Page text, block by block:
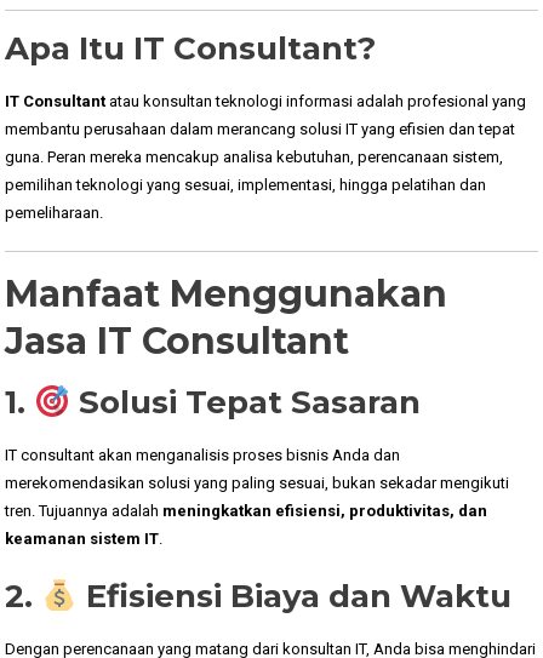
Apa Itu IT Consultant?
IT Consultant atau konsultan teknologi informasi adalah profesional yang
membantu perusahaan dalam merancang solusi IT yang efisien dan tepat
guna. Peran mereka mencakup analisa kebutuhan, perencanaan sistem,
pemilihan teknologi yang sesuai, implementasi, hingga pelatihan dan
pemeliharaan.
Manfaat Menggunakan
Jasa IT Consultant
1. Solusi Tepat Sasaran
IT consultant akan menganalisis proses bisnis Anda dan
merekomendasikan solusi yang paling sesuai, bukan sekadar mengikuti
tren. Tujuannya adalah meningkatkan efisiensi, produktivitas, dan
keamanan sistem IT
2. Efisiensi Biaya dan Waktu
Dengan perencanaan yang matang dari konsultan IT, Anda bisa menghindari